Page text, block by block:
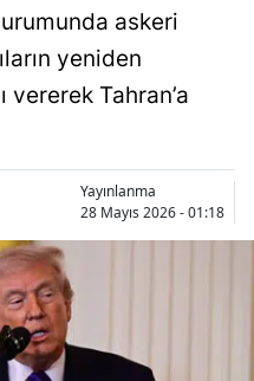
askeri
yeniden
vererek Tahran’a
Yayınlanma
28 Mayıs 2026 - 01:18